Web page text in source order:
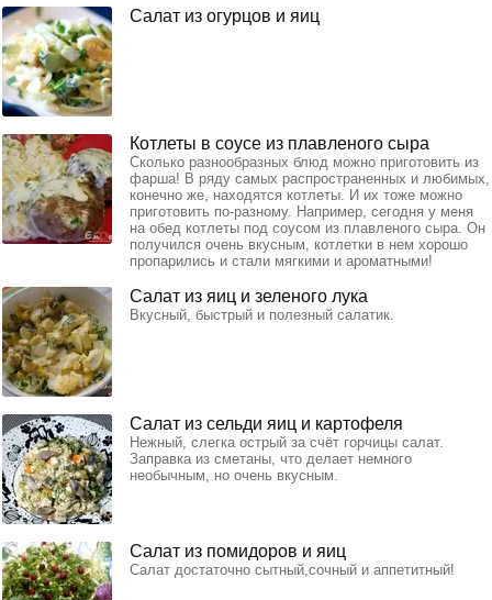
Салат из огурцов и яиц
Котлеты в соусе из плавленого сыра
Сколько разнообразных блюд можно приготовить из
фарша! В ряду самых распространенных и любимых,
конечно же, находятся котлеты. И их тоже можно
приготовить по-разному. Например, сегодня у меня
на обед котлеты под соусом из плавленого сыра. Он
получился очень вкусным, котлетки в нем хорошо
пропарились и стали мягкими и ароматными!
Салат из яиц и зеленого лука
Вкусный, быстрый и полезный салатик.
Салат из сельди яиц и картофеля
Нежный, слегка острый за счёт горчицы салат.
Заправка из сметаны, что делает немного
необычным, но очень вкусным.
Салат из помидоров и яиц
Салат достаточно сытный,сочный и аппетитный!